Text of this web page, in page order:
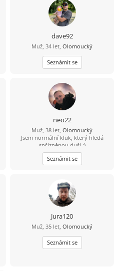
dave92
Muž, 34 let, Olomoucký
Seznámit se
neo22
Muž, 38 let, Olomoucký
Jsem normální kluk, který hledá
spřízněnou duši :)
Seznámit se
Jura120
Muž, 35 let, Olomoucký
Seznámit se